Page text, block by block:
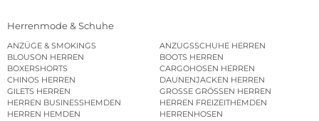
Herrenmode & Schuhe
ANZÜGE & SMOKINGS
ANZUGSSCHUHE HERREN
BLOUSON HERREN
BOOTS HERREN
BOXERSHORTS
CARGOHOSEN HERREN
CHINOS HERREN
DAUNENJACKEN HERREN
GILETS HERREN
GROSSE GRÖSSEN HERREN
HERREN BUSINESSHEMDEN
HERREN FREIZEITHEMDEN
HERREN HEMDEN
HERRENHOSEN